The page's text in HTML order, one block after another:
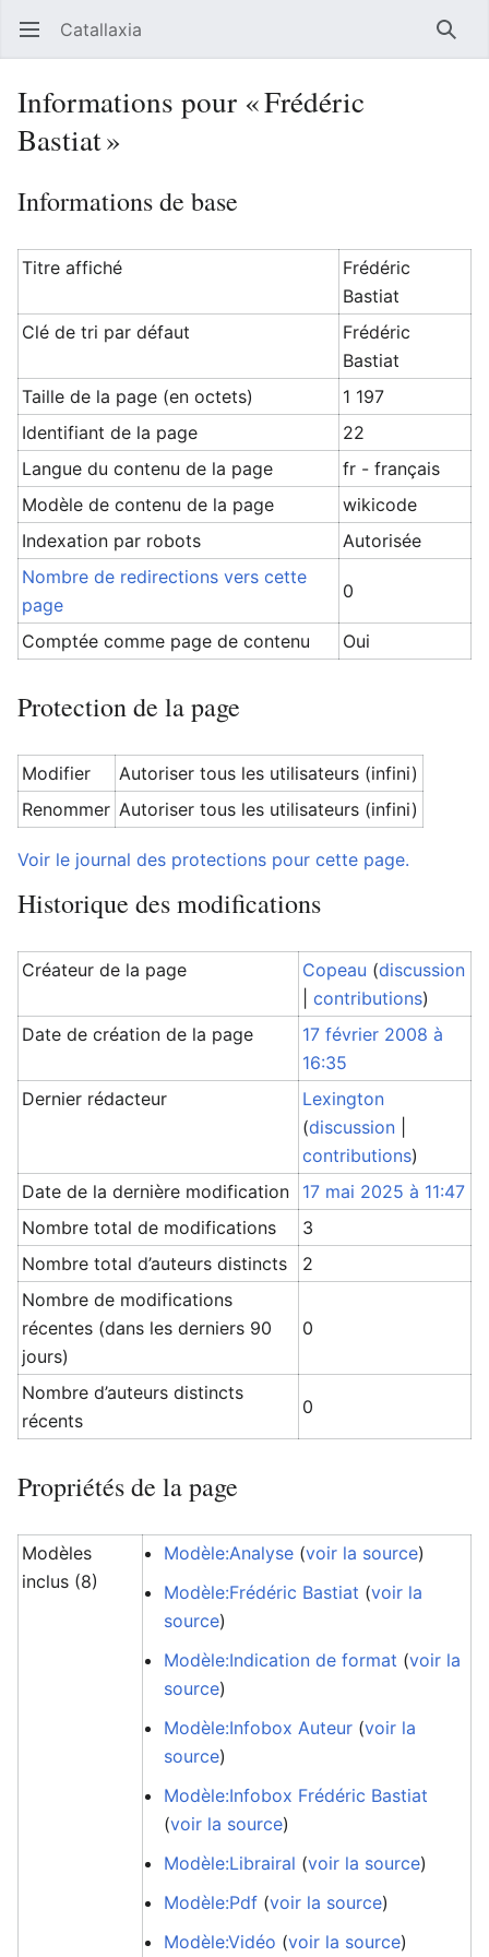
Ouvrir le menu principal Catallaxia
Informations pour « Frédéric
Bastiat »
Informations de base
Titre affiché
Frédéric
Bastiat
Clé de tri par défaut
Frédéric
Bastiat
Taille de la page (en octets)
1 197
Identifiant de la page
22
Langue du contenu de la page
fr - français
Modèle de contenu de la page
wikicode
Indexation par robots
Autorisée
Nombre de redirections vers cette
page
0
Comptée comme page de contenu Oui
Protection de la page
Modifier
Autoriser tous les utilisateurs (infini)
Renommer Autoriser tous les utilisateurs (infini)
Voir le journal des protections pour cette page.
Historique des modifications
Créateur de la page Copeau (discussion
|contributions)
Date de création de la page
17 février 2008 à
16:35
Dernier rédacteur
Lexington
(discussion
contributions)
Date de la dernière modification
17 mai 2025 à 11:47
Nombre total de modifications
3
Nombre total d’auteurs distincts
2
Nombre de modifications
récentes (dans les derniers 90
jours)
0
Nombre d’auteurs distincts
récents
0
Propriétés de la page
Modèles
inclus (8)
Modèle:Analyse (voir la source)
Modèle:Frédéric Bastiat (voir la
source)
Modèle:Indication de format (voir la
source)
Modèle:Infobox Auteur (voir la
source)
Modèle:Infobox Frédéric Bastiat
(voir la source)
Modèle:Librairal (voir la source)
Modèle:Pdf (voir la source)
Modèle:Vidéo (voir la source)